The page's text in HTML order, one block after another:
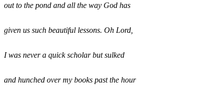
out to the pond and all the way God has
given us such beautiful lessons. Oh Lord,
I was never a quick scholar but sulked
and hunched over my books past the hour